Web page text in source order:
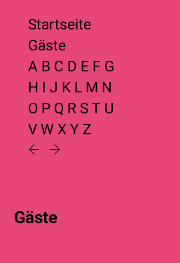
Startseite
Gäste
A B C D E F G
H I J K L M N
O P Q R S T U
V W X Y Z
Gäste